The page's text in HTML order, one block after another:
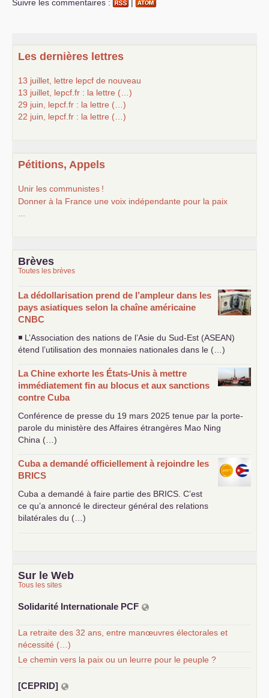
Suivre les commentaires :
Les dernières lettres
13 juillet, lettre lepcf de nouveau
13 juillet, lepcf.fr : la lettre (…)
29 juin, lepcf.fr : la lettre (…)
22 juin, lepcf.fr : la lettre (…)
Pétitions, Appels
Unir les communistes !
Donner à la France une voix indépendante pour la paix
Brèves
Toutes les brèves
La dédollarisation prend de l’ampleur dans les
pays asiatiques selon la chaîne américaine
CNBC
◾ L’Association des nations de l’Asie du Sud-Est (ASEAN)
étend l’utilisation des monnaies nationales dans le (…)
La Chine exhorte les États-Unis à mettre
immédiatement fin au blocus et aux sanctions
contre Cuba
Conférence de presse du 19 mars 2025 tenue par la porte-
parole du ministère des Affaires étrangères Mao Ning
China (…)
Cuba a demandé officiellement à rejoindre les
BRICS
Cuba a demandé à faire partie des BRICS . C’est
ce qu’a annoncé le directeur général des relations
bilatérales du (…)
Sur le Web
Tous les sites
Solidarité Internationale PCF
La retraite des 32 ans, entre manœuvres électorales et
nécessité (…)
Le chemin vers la paix ou un leurre pour le peuple ?
[CEPRID]